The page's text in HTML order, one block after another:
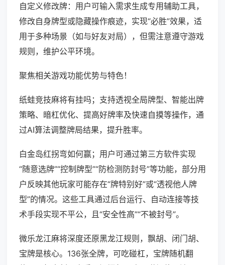
自定义修改牌：用户可输入需求生成专用辅助工具，
修改自身牌型或隐藏操作痕迹，实现“必胜”效果，适
用于多种场景（如与好友对局），但需注意遵守游戏
规则，维护公平环境。
聚焦相关游戏功能优势与特色！
纸蛙竞技麻将有挂吗；支持透视全局牌型、智能出牌
策略、暗杠优化、提高好牌率及快速自摸等操作，通
过AI算法调整牌局结果，提升胜率。
白金岛红拐弯如何赢；用户可通过第三方软件实现
“随意选牌”“控制牌型”“防检测防封号”等功能，部分用
户反映其他玩家可能存在“牌特别好”或“透视他人牌
型”的情况。这些工具通过后台运行、自动连接等技
术手段实现不平公，且“安全性高”“不被封号”。
微乐龙江麻将深度还原黑龙江规则，飘胡、闭门胡、
宝牌是核心。136张全牌，可吃碰杠，宝牌随机翻